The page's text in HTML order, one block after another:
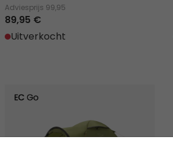
Adviesprijs 99,95
89,95 €
Uitverkocht